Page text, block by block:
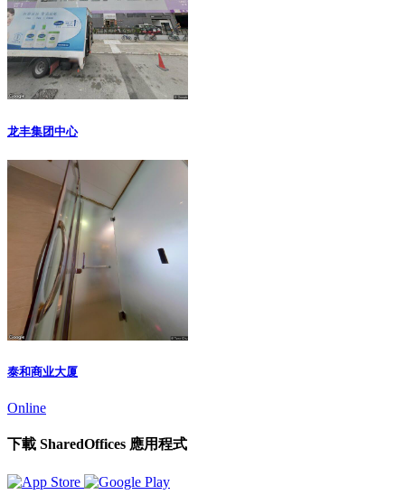
龙丰集团中心
泰和商业大厦
Online
下載 SharedOffices 應用程式